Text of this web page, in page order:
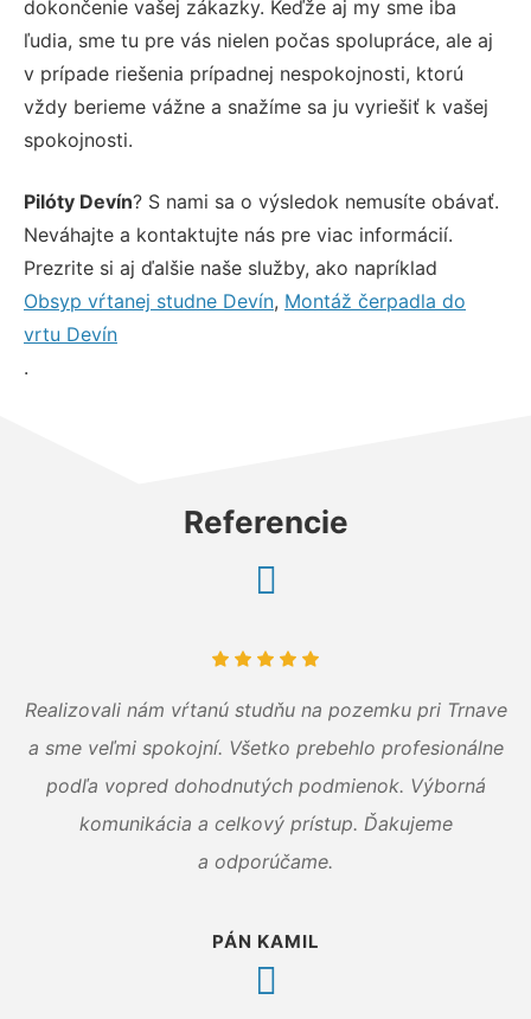
dokončenie vašej zákazky. Keďže aj my sme iba
ľudia, sme tu pre vás nielen počas spolupráce, ale aj
v prípade riešenia prípadnej nespokojnosti, ktorú
vždy berieme vážne a snažíme sa ju vyriešiť k vašej
spokojnosti.
Pilóty Devín? S nami sa o výsledok nemusíte obávať.
Neváhajte a kontaktujte nás pre viac informácií.
Prezrite si aj ďalšie naše služby, ako napríklad
Obsyp vŕtanej studne Devín, Montáž čerpadla do
vrtu Devín
.
Referencie
Realizovali nám vŕtanú studňu na pozemku pri Trnave
a sme veľmi spokojní. Všetko prebehlo profesionálne
podľa vopred dohodnutých podmienok. Výborná
komunikácia a celkový prístup. Ďakujeme
a odporúčame.
PÁN KAMIL